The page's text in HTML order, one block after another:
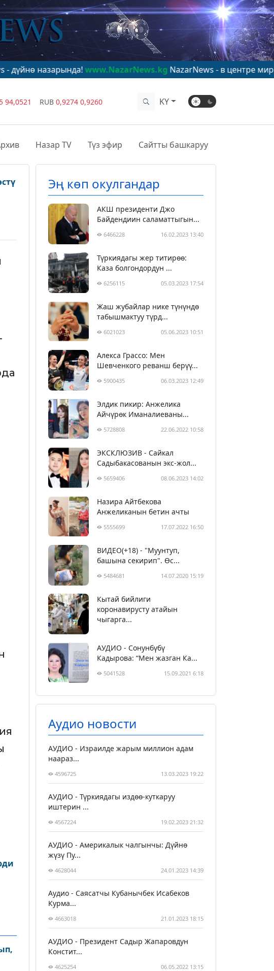
www.NazarNews.kgNazarNews - в центре мирового
94,0521 RUB 0,9274 0,9260 KY
Назар TV Түз эфир Сайтты башкаруу
Эң көп окулгандар
АКШ президенти Джо
Байдендиин саламаттыгын...
6466228 16.02.2023 13:40
Түркиядагы жер титирөө:
Каза болгондордун ...
6256115 05.03.2023 17:54
Жаш жубайлар нике түнүндө
табышмактуу түрд...
6021023 05.06.2023 10:51
Алекса Грассо: Мен
Шевченкого реванш берүү...
5900435 06.03.2023 12:49
Элдик пикир: Анжелика
Айчүрөк Иманалиеваны...
5728808 22.06.2022 10:58
ЭКСКЛЮЗИВ - Сайкал
Садыбакасованын экс-жол...
5659406 08.06.2023 14:02
Назира Айтбекова
Анжеликанын бетин ачты
5555699 17.07.2022 16:50
ВИДЕО(+18) - "Муунтуп,
башына секирип". Өс...
5484681 14.07.2020 15:19
Кытай бийлиги
коронавирусту атайын
чыгарга...
АУДИО - Сонунбүбү
Кадырова: “Мен жазган Ка...
5041528 15.09.2021 6:18
Аудио новости
АУДИО - Израилде жарым миллион адам
наараз...
4596725 13.03.2023 19:22
АУДИО - Түркиядагы издөө-куткаруу
иштерин ...
4567224 19.02.2023 21:32
АУДИО - Америкалык чалгынчы: Дүйнө
жүзү Пу...
4628044 24.01.2023 14:39
Аудио - Саясатчы Кубанычбек Исабеков
Курма...
4663018 21.01.2023 18:15
АУДИО - Президент Садыр Жапаровдун
Констит...
4625254 06.05.2022 13:15